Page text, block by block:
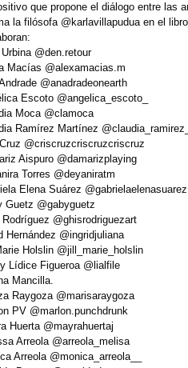
que propone el diálogo entre las
la filósofa @karlavillapudua en el
@den.retour
Macías @alexamacias.m
@anadradeonearth
Escoto @angelica_escoto_
Moca @clamoca
Ramírez Martínez
@criscruzcriscruzcriscruz
Aispuro @damarizplaying
Torres @deyaniratm
Elena Suárez @gabrielaelenasuarez
Guetz @gabyguetz
@ghisrodriguezart
Hernández @ingridjuliana
Holslin @jill_marie_holslin
Lídice Figueroa @lialfile
Mancilla.
Raygoza @marisaraygoza
PV @marlon.punchdrunk
Huerta @mayrahuertaj
Arreola @arreola_melisa
Arreola @monica_arreola__